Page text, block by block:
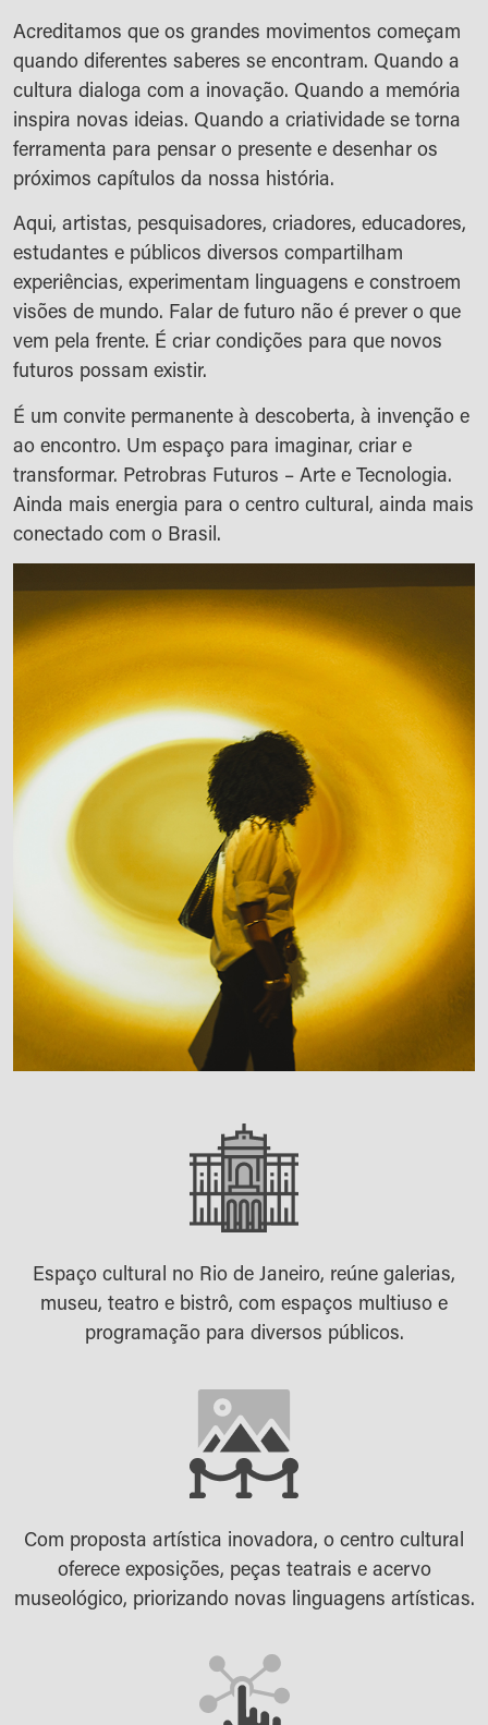
Acreditamos que os grandes movimentos começam
quando diferentes saberes se encontram. Quando a
cultura dialoga com a inovação. Quando a memória
inspira novas ideias. Quando a criatividade se torna
ferramenta para pensar o presente e desenhar os
próximos capítulos da nossa história.
Aqui, artistas, pesquisadores, criadores, educadores,
estudantes e públicos diversos compartilham
experiências, experimentam linguagens e constroem
visões de mundo. Falar de futuro não é prever o que
vem pela frente. É criar condições para que novos
futuros possam existir.
É um convite permanente à descoberta, à invenção e
ao encontro. Um espaço para imaginar, criar e
transformar. Petrobras Futuros – Arte e Tecnologia.
Ainda mais energia para o centro cultural, ainda mais
conectado com o Brasil.
Espaço cultural no Rio de Janeiro, reúne galerias,
museu, teatro e bistrô, com espaços multiuso e
programação para diversos públicos.
Com proposta artística inovadora, o centro cultural
oferece exposições, peças teatrais e acervo
museológico, priorizando novas linguagens artísticas.